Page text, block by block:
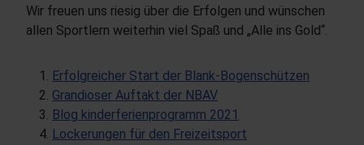
Wir freuen uns riesig über die Erfolgen und wünschen
allen Sportlern weiterhin viel Spaß und „Alle ins Gold“.
Erfolgreicher Start der Blank-Bogenschützen
Grandioser Auftakt der NBAV
Blog kinderferienprogramm 2021
Lockerungen für den Freizeitsport